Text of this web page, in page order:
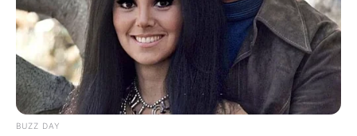
BUZZ DAY